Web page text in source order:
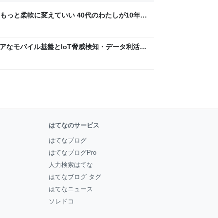
っと柔軟に変えていい 40代のわたしが10年後
モバイル基盤とIoT脅威検知・データ利活用
はてなのサービス
はてなブログ
はてなブログPro
人力検索はてな
はてなブログ タグ
はてなニュース
ソレドコ